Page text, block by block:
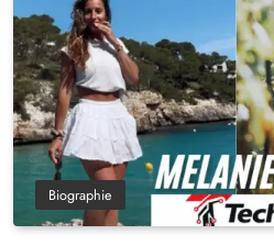
Biographie